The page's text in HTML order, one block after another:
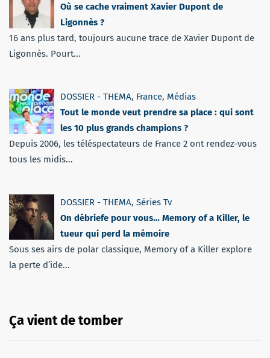
Où se cache vraiment Xavier Dupont de
Ligonnès ?
16 ans plus tard, toujours aucune trace de Xavier Dupont de
Ligonnès. Pourt...
DOSSIER - THEMA, France, Médias
Tout le monde veut prendre sa place : qui sont
les 10 plus grands champions ?
Depuis 2006, les téléspectateurs de France 2 ont rendez-vous
tous les midis...
DOSSIER - THEMA, Séries Tv
On débriefe pour vous… Memory of a Killer, le
tueur qui perd la mémoire
Sous ses airs de polar classique, Memory of a Killer explore
la perte d’ide...
Ça vient de tomber